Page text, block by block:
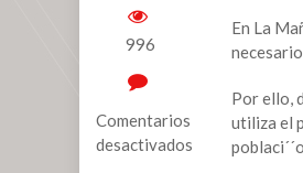
996
Comentarios
desactivados
En La
Por ello,
utiliza el